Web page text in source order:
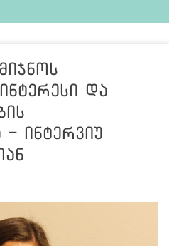
და
- ინტერვიუ